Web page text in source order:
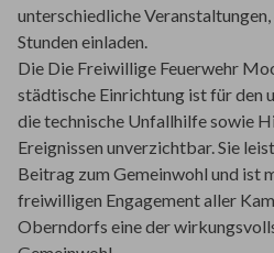
unterschiedliche
Stunden einladen.
Die Die Freiwillige Feuerwehr
städtische Einrichtung ist für den
die technische Unfallhilfe sowie
Ereignissen unverzichtbar. Sie
Beitrag zum Gemeinwohl und ist
freiwilligen Engagement aller
Oberndorfs eine der